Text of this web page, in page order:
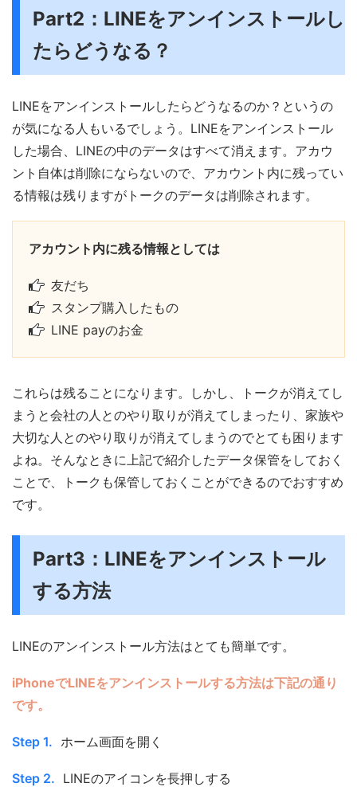
Part2：LINEをアンインストールし
たらどうなる？
LINEをアンインストールしたらどうなるのか？というの
が気になる人もいるでしょう。LINEをアンインストール
した場合、LINEの中のデータはすべて消えます。アカウ
ント自体は削除にならないので、アカウント内に残ってい
る情報は残りますがトークのデータは削除されます。
アカウント内に残る情報としては
友だち
スタンプ購入したもの
LINE payのお金
これらは残ることになります。しかし、トークが消えてし
まうと会社の人とのやり取りが消えてしまったり、家族や
大切な人とのやり取りが消えてしまうのでとても困ります
よね。そんなときに上記で紹介したデータ保管をしておく
ことで、トークも保管しておくことができるのでおすすめ
です。
Part3：LINEをアンインストール
する方法
LINEのアンインストール方法はとても簡単です。
iPhoneでLINEをアンインストールする方法は下記の通り
です。
Step 1. ホーム画面を開く
Step 2. LINEのアイコンを長押しする